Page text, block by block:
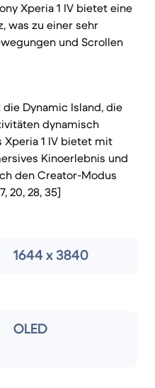
Xperia 1 IV bietet eine
was zu einer sehr
und Scrollen
die Dynamic Island, die
dynamisch
Xperia 1 IV bietet mit
Kinoerlebnis und
den Creator-Modus
20, 28, 35]
1644 x 3840
OLED